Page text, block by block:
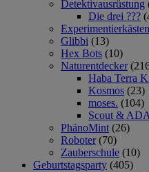
Detektivausrüstung
Die drei ???
Experimentierkästen
Glibbi (13)
Hex Bots (10)
Naturentdecker
Haba Terra
Kosmos (23)
moses. (104)
Scout &
PhänoMint (26)
Roboter (70)
Zauberschule (10)
Geburtstagsparty (405)